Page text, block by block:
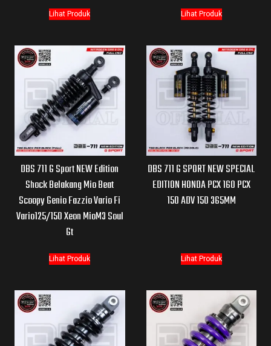
Lihat Produk Lihat Produk
DBS 711 G Sport NEW Edition
Shock Belakang Mio Beat
Scoopy Genio Fazzio Vario Fi
Vario125/150 Xeon MioM3 Soul
Gt
Lihat Produk
DBS 711 G SPORT NEW SPECIAL
EDITION HONDA PCX 160 PCX
150 ADV 150 365MM
Lihat Produk